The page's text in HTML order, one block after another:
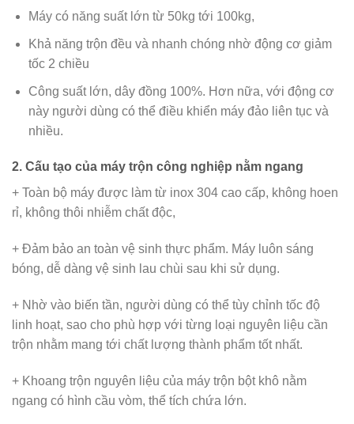
Máy có năng suất lớn từ 50kg tới 100kg,
Khả năng trộn đều và nhanh chóng nhờ động cơ giảm
tốc 2 chiều
Công suất lớn, dây đồng 100%. Hơn nữa, với động cơ
này người dùng có thể điều khiển máy đảo liên tục và
nhiều.
2. Cấu tạo của máy trộn công nghiệp nằm ngang
+ Toàn bộ máy được làm từ inox 304 cao cấp, không hoen
rỉ, không thôi nhiễm chất độc,
+ Đảm bảo an toàn vệ sinh thực phẩm. Máy luôn sáng
bóng, dễ dàng vệ sinh lau chùi sau khi sử dụng.
+ Nhờ vào biến tần, người dùng có thể tùy chỉnh tốc độ
linh hoạt, sao cho phù hợp với từng loại nguyên liệu cần
trộn nhằm mang tới chất lượng thành phẩm tốt nhất.
+ Khoang trộn nguyên liệu của máy trộn bột khô nằm
ngang có hình cầu vòm, thể tích chứa lớn.